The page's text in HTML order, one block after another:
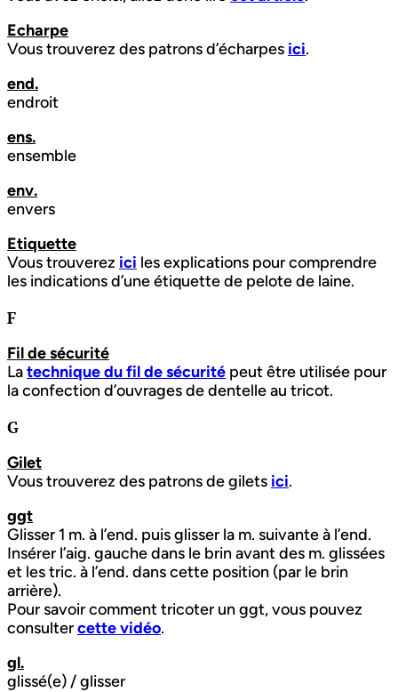
Echarpe
Vous trouverez des patrons d’écharpes ici.
end.
endroit
ens.
ensemble
env.
envers
Etiquette
Vous trouverez ici les explications pour comprendre
les indications d’une étiquette de pelote de laine.
F
Fil de sécurité
Latechnique du fil de sécurité peut être utilisée pour
la confection d’ouvrages de dentelle au tricot.
G
Gilet
Vous trouverez des patrons de gilets ici.
ggt
Glisser 1 m. à l’end. puis glisser la m. suivante à l’end.
Insérer l’aig. gauche dans le brin avant des m. glissées
et les tric. à l’end. dans cette position (par le brin
arrière).
Pour savoir comment tricoter un ggt, vous pouvez
consultercette vidéo.
gl.
glissé(e) / glisser